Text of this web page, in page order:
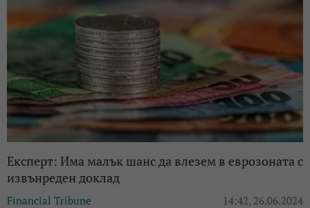
Експерт: Има малък шанс да влезем в еврозоната с
извънреден доклад
Financial Tribune 14:42, 26.06.2024